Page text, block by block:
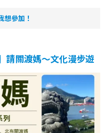
想參加！
請關渡媽～文化漫步遊